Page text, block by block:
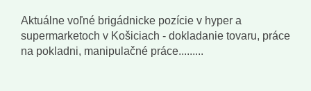
Aktuálne voľné brigádnicke pozície v hyper a
supermarketoch v Košiciach - dokladanie tovaru, práce
na pokladni, manipulačné práce.........